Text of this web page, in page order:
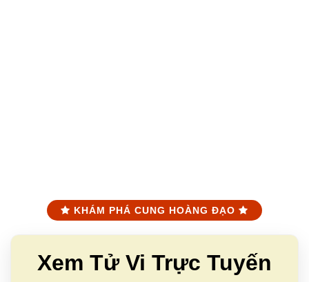
KHÁM PHÁ CUNG HOÀNG ĐẠO